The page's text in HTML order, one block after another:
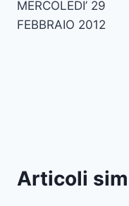
MERCOLEDI’ 29
FEBBRAIO 2012
Articoli